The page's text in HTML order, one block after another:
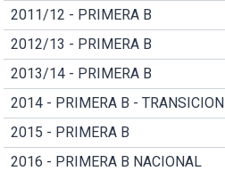
2011/12 - PRIMERA B
2012/13 - PRIMERA B
2013/14 - PRIMERA B
2014 - PRIMERA B - TRANSICION
2015 - PRIMERA B
2016 - PRIMERA B NACIONAL